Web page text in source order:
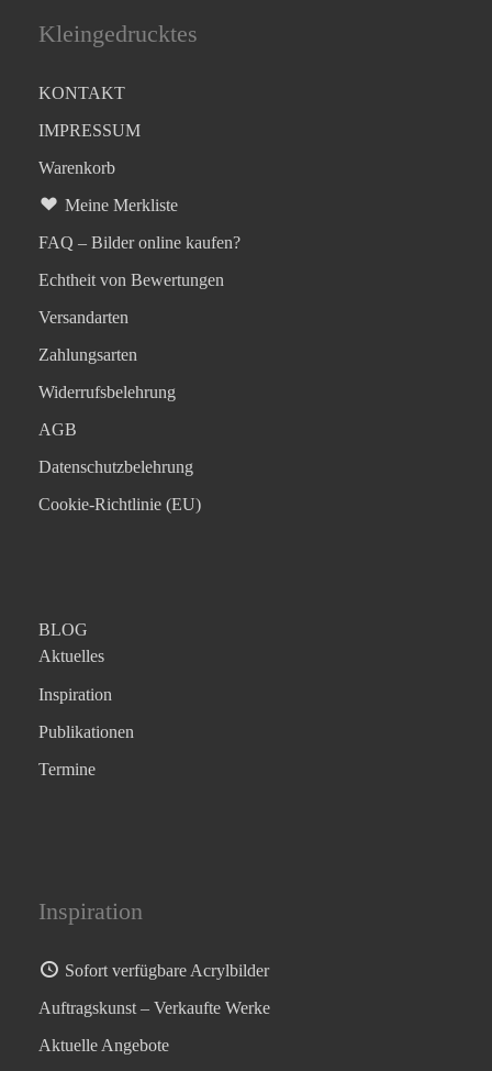
Kleingedrucktes
KONTAKT
IMPRESSUM
Warenkorb
Meine Merkliste
FAQ – Bilder online kaufen?
Echtheit von Bewertungen
Versandarten
Zahlungsarten
Widerrufsbelehrung
AGB
Datenschutzbelehrung
Cookie-Richtlinie (EU)
BLOG
Aktuelles
Inspiration
Publikationen
Termine
Inspiration
Sofort verfügbare Acrylbilder
Auftragskunst – Verkaufte Werke
Aktuelle Angebote